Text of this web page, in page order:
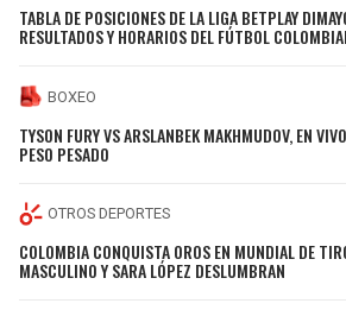
TABLA DE POSICIONES DE LA LIGA BETPLAY
RESULTADOS Y HORARIOS DEL FÚTBOL
BOXEO
TYSON FURY VS ARSLANBEK MAKHMUDOV, EN
PESO PESADO
OTROS DEPORTES
COLOMBIA CONQUISTA OROS EN MUNDIAL DE
MASCULINO Y SARA LÓPEZ DESLUMBRAN